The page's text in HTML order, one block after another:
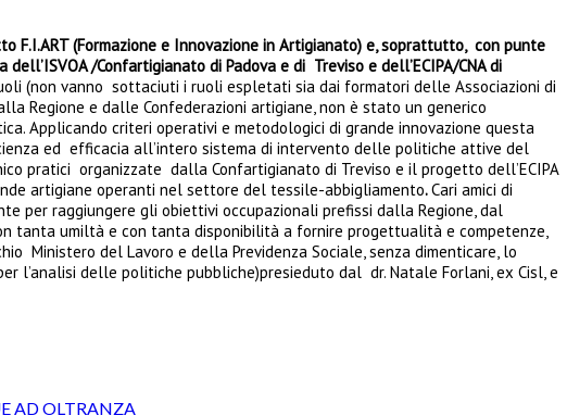
(Formazione e Innovazione in Artigianato) e, soprattutto, con punte
/Confartigianato di Padova e di Treviso e dell’ECIPA/CNA di
(non vanno sottaciuti i ruoli espletati sia dai formatori delle Associazioni di
Regione e dalle Confederazioni artigiane, non è stato un generico
Applicando criteri operativi e metodologici di grande innovazione questa
ed efficacia all’intero sistema di intervento delle politiche attive del
pratici organizzate dalla Confartigianato di Treviso e il progetto dell’ECIPA
artigiane operanti nel settore del tessile-abbigliamento.Cari amici di
per raggiungere gli obiettivi occupazionali prefissi dalla Regione, dal
tanta umiltà e con tanta disponibilità a fornire progettualità e competenze,
Ministero del Lavoro e della Previdenza Sociale, senza dimenticare, lo
l’analisi delle politiche pubbliche)presieduto dal dr. Natale Forlani, ex Cisl, e
AD OLTRANZA